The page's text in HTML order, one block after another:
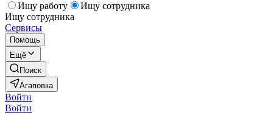
Ищу работу
Ищу сотрудника
Ищу сотрудника
Сервисы
Помощь
Ещё
Поиск
Агаповка
Войти
Войти